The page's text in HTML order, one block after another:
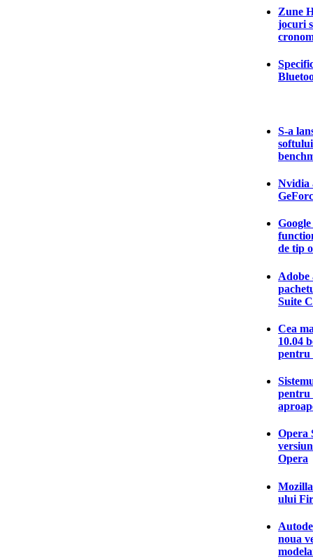
Zune
jocuri
S-a
Nvidia
de tip
Adobe
Suite
Cea
10.04
pentru
pentru
Opera
Opera
ului
noua